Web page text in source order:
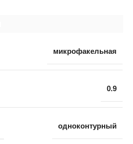
микрофакельная
0.9
одноконтурный